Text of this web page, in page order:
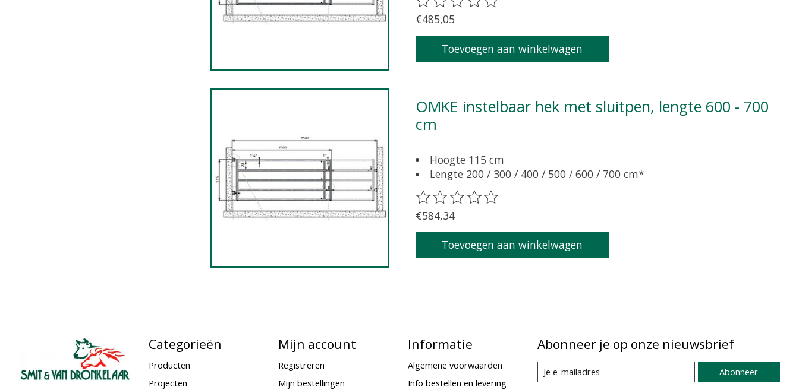
€485,05
Toevoegen aan winkelwagen
OMKE instelbaar hek met sluitpen, lengte 600 - 700
cm
Hoogte 115 cm
Lengte 200 / 300 / 400 / 500 / 600 / 700 cm*
De beoordeling van dit product is
€584,34
Toevoegen aan winkelwagen
Categorieën
Producten
Projecten
Mijn account
Registreren
Mijn bestellingen
Informatie
Algemene voorwaarden
Info bestellen en levering
Abonneer je op onze nieuwsbrief
Abonneer